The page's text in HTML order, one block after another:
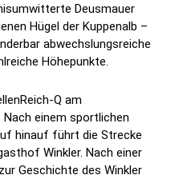
Deusmauer
Hügel der Kuppenalb –
abwechslungsreiche
Höhepunkte.
Q am
einem sportlichen
hinauf führt die Strecke
Winkler. Nach einer
Geschichte des Winkler